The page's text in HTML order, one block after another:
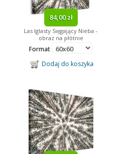
84,00 zł
Las Iglasty Sięgający Nieba -
obraz na płótnie
Format
Dodaj do koszyka